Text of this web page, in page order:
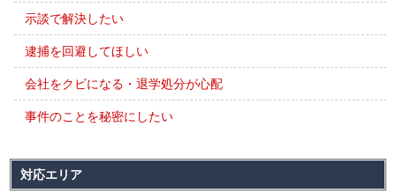
示談で解決したい
逮捕を回避してほしい
会社をクビになる・退学処分が心配
事件のことを秘密にしたい
対応エリア